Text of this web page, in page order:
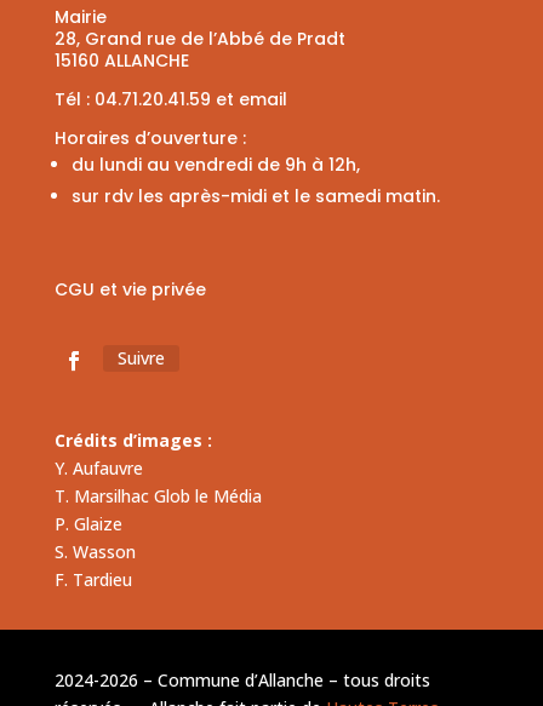
Mairie
28, Grand rue de l’Abbé de Pradt
15160 ALLANCHE
Tél : 04.71.20.41.59 et email
Horaires d’ouverture :
du lundi au vendredi de 9h à 12h,
sur rdv les après-midi et le samedi matin.
CGU et vie privée
Suivre
Crédits d’images :
Y. Aufauvre
T. Marsilhac Glob le Média
P. Glaize
S. Wasson
F. Tardieu
2024-2026 – Commune d’Allanche – tous droits